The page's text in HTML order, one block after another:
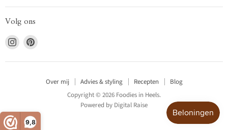
9,8
Volg ons
Vind
ons
op
Vind
op
Over mij Advies & styling Recepten
Blog
Copyright © 2026 Foodies in Heels.
Powered by Digital Raise